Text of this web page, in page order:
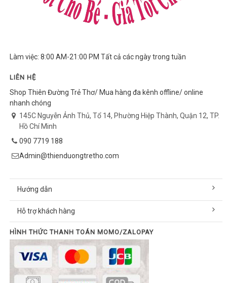
Làm việc: 8:00 AM-21:00 PM Tất cả các ngày trong tuần
LIÊN HỆ
Shop Thiên Đường Trẻ Thơ/ Mua hàng đa kênh offline/ online
nhanh chóng
145C Nguyễn Ảnh Thủ, Tổ 14, Phường Hiệp Thành, Quận 12, TP.
Hồ Chí Minh
090 7719 188
Admin@thienduongtretho.com
Hướng dẫn
Hỗ trợ khách hàng
HÌNH THỨC THANH TOÁN MOMO/ZALOPAY